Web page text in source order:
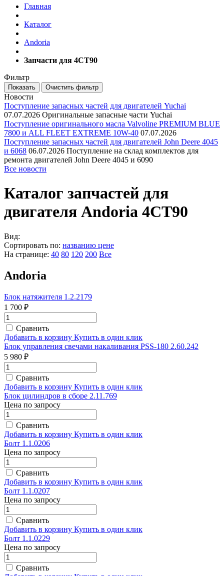
Главная
Каталог
Andoria
Запчасти для 4CT90
Фильтр
Новости
Поступление запасных частей для двигателей Yuchai
07.07.2026 Оригинальные запасные части Yuchai
Поступление оригинального масла Valvoline PREMIUM BLUE
7800 и ALL FLEET EXTREME 10W-40 07.07.2026
Поступление запасных частей для двигателей John Deere 4045
и 6068 06.07.2026 Поступление на склад комплектов для
ремонта двигателей John Deere 4045 и 6090
Все новости
Каталог запчастей для
двигателя Andoria 4CT90
Вид:
Сортировать по: названию цене
На странице: 40 80 120 200 Все
Andoria
Блок натяжителя 1.2.2179
1 700 ₽
Сравнить
Добавить в корзину Купить в один клик
Блок управления свечами накаливания PSS-180 2.60.242
5 980 ₽
Сравнить
Добавить в корзину Купить в один клик
Блок цилиндров в сборе 2.11.769
Цена по запросу
Сравнить
Добавить в корзину Купить в один клик
Болт 1.1.0206
Цена по запросу
Сравнить
Добавить в корзину Купить в один клик
Болт 1.1.0207
Цена по запросу
Сравнить
Добавить в корзину Купить в один клик
Болт 1.1.0229
Цена по запросу
Сравнить